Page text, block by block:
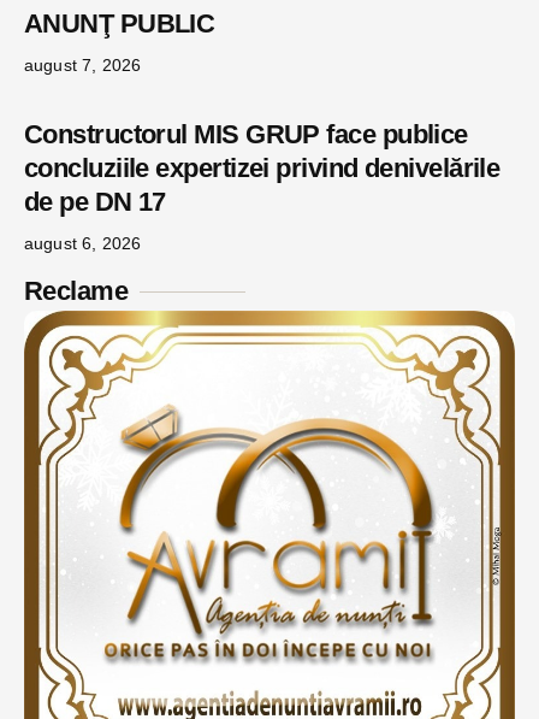
ANUNŢ PUBLIC
august 7, 2026
Constructorul MIS GRUP face publice
concluziile expertizei privind denivelările
de pe DN 17
august 6, 2026
Reclame